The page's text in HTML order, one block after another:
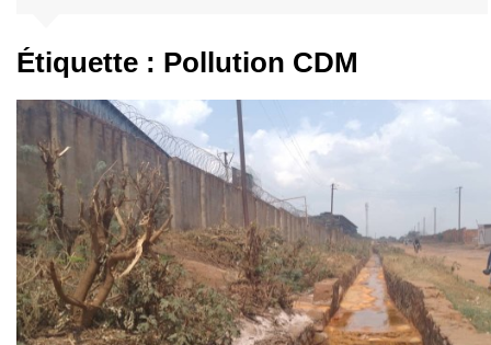
Étiquette : Pollution CDM